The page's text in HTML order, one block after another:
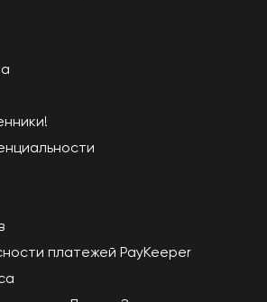
платежей PayKeeper